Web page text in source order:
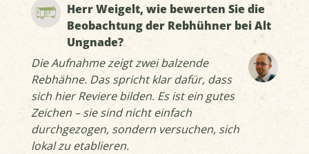
Herr Weigelt, wie bewerten Sie die
Beobachtung der Rebhühner bei Alt
Ungnade?
Die Aufnahme zeigt zwei balzende
Rebhähne. Das spricht klar dafür, dass
sich hier Reviere bilden. Es ist ein gutes
Zeichen – sie sind nicht einfach
durchgezogen, sondern versuchen, sich
lokal zu etablieren.